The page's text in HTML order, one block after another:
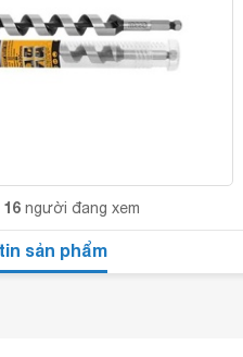
16 người đang xem
sản phẩm